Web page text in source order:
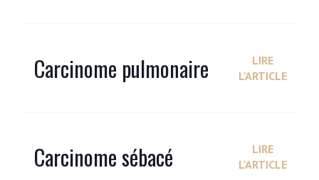
Carcinome pulmonaire
LIRE
L'ARTICLE
Carcinome sébacé
LIRE
L'ARTICLE